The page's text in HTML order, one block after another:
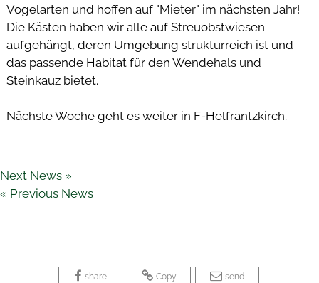
Vogelarten und hoffen auf "Mieter" im nächsten Jahr!
Die Kästen haben wir alle auf Streuobstwiesen
aufgehängt, deren Umgebung strukturreich ist und
das passende Habitat für den Wendehals und
Steinkauz bietet.
Nächste Woche geht es weiter in F-Helfrantzkirch.
Next News »
« Previous News
share Copy send